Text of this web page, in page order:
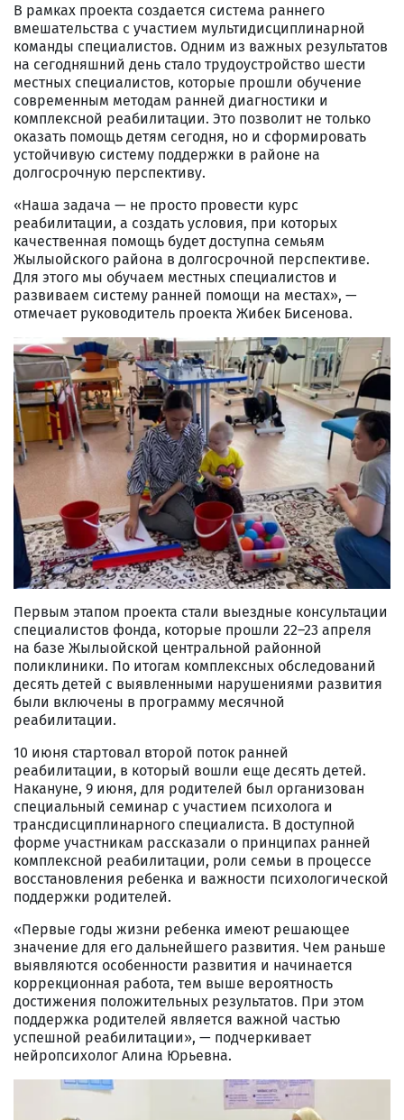
В рамках проекта создается система раннего
вмешательства с участием мультидисциплинарной
команды специалистов. Одним из важных результатов
на сегодняшний день стало трудоустройство шести
местных специалистов, которые прошли обучение
современным методам ранней диагностики и
комплексной реабилитации. Это позволит не только
оказать помощь детям сегодня, но и сформировать
устойчивую систему поддержки в районе на
долгосрочную перспективу.
«Наша задача — не просто провести курс
реабилитации, а создать условия, при которых
качественная помощь будет доступна семьям
Жылыойского района в долгосрочной перспективе.
Для этого мы обучаем местных специалистов и
развиваем систему ранней помощи на местах», —
отмечает руководитель проекта Жибек Бисенова.
Первым этапом проекта стали выездные консультации
специалистов фонда, которые прошли 22–23 апреля
на базе Жылыойской центральной районной
поликлиники. По итогам комплексных обследований
десять детей с выявленными нарушениями развития
были включены в программу месячной
реабилитации.
10 июня стартовал второй поток ранней
реабилитации, в который вошли еще десять детей.
Накануне, 9 июня, для родителей был организован
специальный семинар с участием психолога и
трансдисциплинарного специалиста. В доступной
форме участникам рассказали о принципах ранней
комплексной реабилитации, роли семьи в процессе
восстановления ребенка и важности психологической
поддержки родителей.
«Первые годы жизни ребенка имеют решающее
значение для его дальнейшего развития. Чем раньше
выявляются особенности развития и начинается
коррекционная работа, тем выше вероятность
достижения положительных результатов. При этом
поддержка родителей является важной частью
успешной реабилитации», — подчеркивает
нейропсихолог Алина Юрьевна.